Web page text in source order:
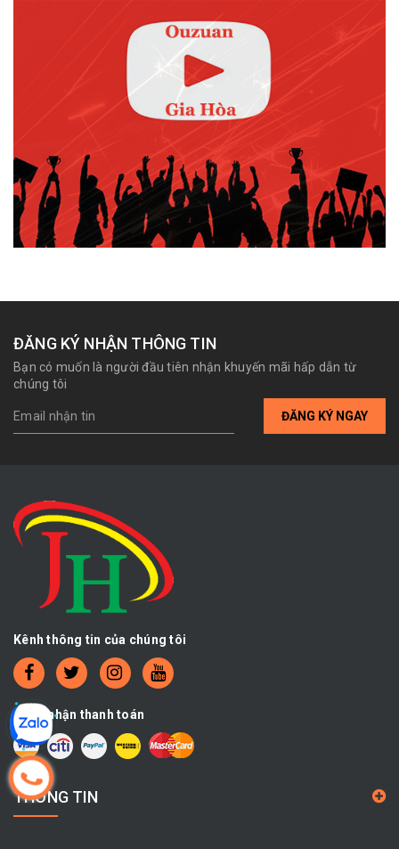
ĐĂNG KÝ NHẬN THÔNG TIN
Bạn có muốn là người đầu tiên nhận khuyến mãi hấp dẫn từ
chúng tôi
ĐĂNG KÝ NGAY
Kênh thông tin của chúng tôi
Chấp nhận thanh toán
THÔNG TIN